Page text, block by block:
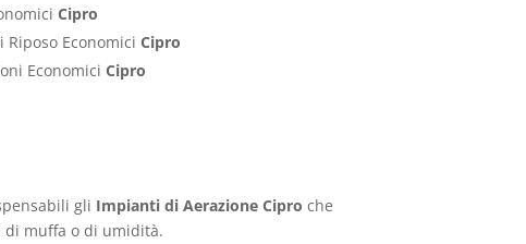
Cipro
Economici Cipro
Economici Cipro
gli Impianti di Aerazione Cipro che
di muffa o di umidità.